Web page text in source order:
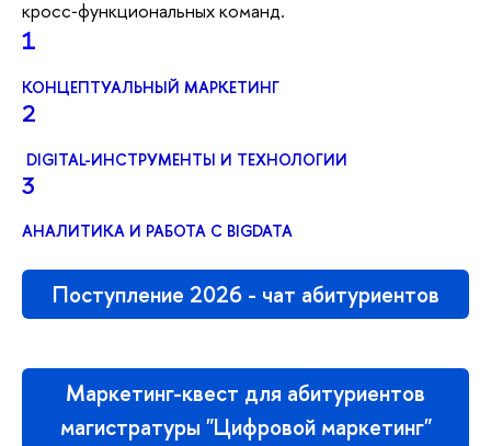
кросс‑функциональных команд.
1
КОНЦЕПТУАЛЬНЫЙ МАРКЕТИНГ
2
DIGITAL-ИНСТРУМЕНТЫ И ТЕХНОЛОГИИ
3
АНАЛИТИКА И РАБОТА С BIGDATA
Поступление 2026 - чат абитуриентов
Маркетинг-квест для абитуриентов
магистратуры "Цифровой маркетинг"